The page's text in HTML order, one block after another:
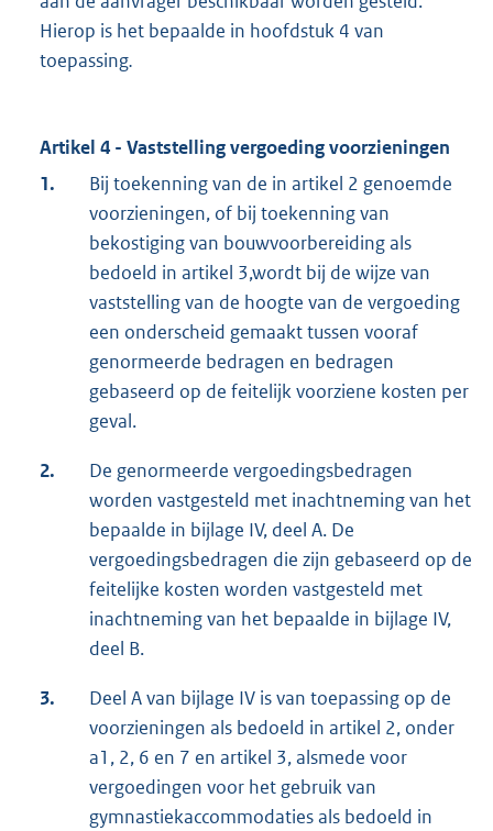
Hierop is het bepaalde in hoofdstuk 4 van
toepassing.
Artikel 4 - Vaststelling vergoeding voorzieningen
1.
Bij toekenning van de in artikel 2 genoemde
voorzieningen, of bij toekenning van
bekostiging van bouwvoorbereiding als
bedoeld in artikel 3,wordt bij de wijze van
vaststelling van de hoogte van de vergoeding
een onderscheid gemaakt tussen vooraf
genormeerde bedragen en bedragen
gebaseerd op de feitelijk voorziene kosten per
geval.
2.
De genormeerde vergoedingsbedragen
worden vastgesteld met inachtneming van het
bepaalde in bijlage IV, deel A. De
vergoedingsbedragen die zijn gebaseerd op de
feitelijke kosten worden vastgesteld met
inachtneming van het bepaalde in bijlage IV,
deel B.
3.
Deel A van bijlage IV is van toepassing op de
voorzieningen als bedoeld in artikel 2, onder
a1, 2, 6 en 7 en artikel 3, alsmede voor
vergoedingen voor het gebruik van
gymnastiekaccommodaties als bedoeld in